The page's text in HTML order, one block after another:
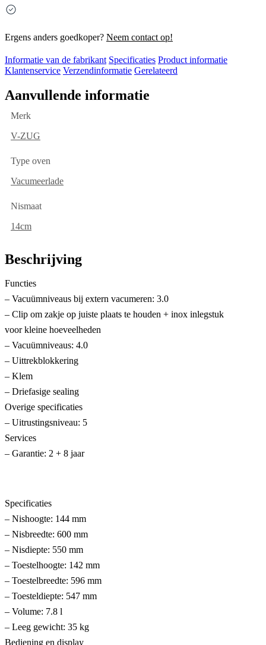
Ergens anders goedkoper? Neem contact op!
Informatie van de fabrikant Specificaties Product informatie
Klantenservice Verzendinformatie Gerelateerd
Aanvullende informatie
Merk
V-ZUG
Type oven
Vacumeerlade
Nismaat
14cm
Beschrijving
Functies
– Vacuümniveaus bij extern vacumeren: 3.0
– Clip om zakje op juiste plaats te houden + inox inlegstuk
voor kleine hoeveelheden
– Vacuümniveaus: 4.0
– Uittrekblokkering
– Klem
– Driefasige sealing
Overige specificaties
– Uitrustingsniveau: 5
Services
– Garantie: 2 + 8 jaar
Specificaties
– Nishoogte: 144 mm
– Nisbreedte: 600 mm
– Nisdiepte: 550 mm
– Toestelhoogte: 142 mm
– Toestelbreedte: 596 mm
– Toesteldiepte: 547 mm
– Volume: 7.8 l
– Leeg gewicht: 35 kg
Bediening en display